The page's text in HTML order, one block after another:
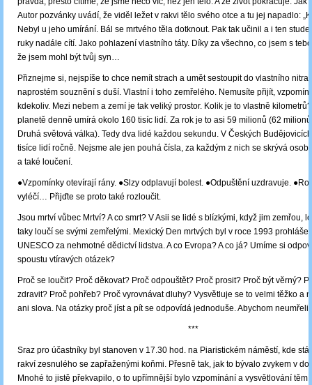
Autor pozvánky uvádí, že viděl ležet v rakvi tělo svého otce a tu jej napadlo:
Nebyl u jeho umírání. Bál se mrtvého těla dotknout. Pak tak učinil a i ten
ruky nadále cítí. Jako pohlazení vlastního táty. Díky za všechno, co jsem s
že jsem mohl být tvůj syn…
Přiznejme si, nejspíše to chce nemít strach a umět sestoupit do vlastního
naprostém souznění s duší. Vlastní i toho zemřelého. Nemusíte přijít,
kdekoliv. Mezi nebem a zemí je tak veliký prostor. Kolik je to vlastně
planetě denně umírá okolo 160 tisíc lidí. Za rok je to asi 59 milionů (62
Druhá světová válka). Tedy dva lidé každou sekundu. V Českých
tisíce lidí ročně. Nejsme ale jen pouhá čísla, za každým z nich se skrývá
a také loučení.
●Vzpomínky otevírají rány. ●Slzy odplavují bolest. ●Odpuštění uzdravuje.
vyléčí… Přijďte se proto také rozloučit.
Jsou mrtví vůbec Mrtví? A co smrt? V Asii se lidé s blízkými, když jim zemřou,
taky loučí se svými zemřelými. Mexický Den mrtvých byl v roce 1993
UNESCO za nehmotné dědictví lidstva. A co Evropa? A co já? Umíme si
spoustu vtíravých otázek?
Proč se loučit? Proč děkovat? Proč odpouštět? Proč prosit? Proč být věrný?
zdravit? Proč pohřeb? Proč vyrovnávat dluhy? Vysvětluje se to velmi těžko a
ani slova. Na otázky proč jíst a pít se odpovídá jednoduše. Abychom neumřeli!
***
Sraz pro účastníky byl stanoven v 17.30 hod. na Piaristickém náměstí, kde
rakví zesnulého se zapřaženými koňmi. Přesně tak, jak to bývalo zvykem v
Mnohé to jistě překvapilo, o to upřímnější bylo vzpomínání a vysvětlování